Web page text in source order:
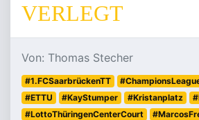
VERLEGT
Von: Thomas Stecher
#1.FCSaarbrückenTT
#ETTU
#KayStumper #Kristanplatz
#LottoThüringenCenterCourt